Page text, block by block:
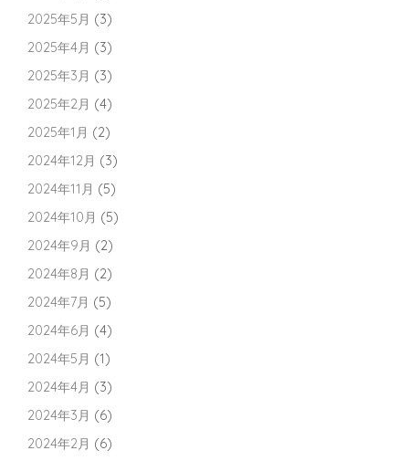
2025年5月 (3)
2025年4月 (3)
2025年3月 (3)
2025年2月 (4)
2025年1月 (2)
2024年12月 (3)
2024年11月 (5)
2024年10月 (5)
2024年9月 (2)
2024年8月 (2)
2024年7月 (5)
2024年6月 (4)
2024年5月 (1)
2024年4月 (3)
2024年3月 (6)
2024年2月 (6)